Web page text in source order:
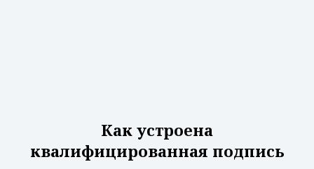
Как устроена
квалифицированная подпись